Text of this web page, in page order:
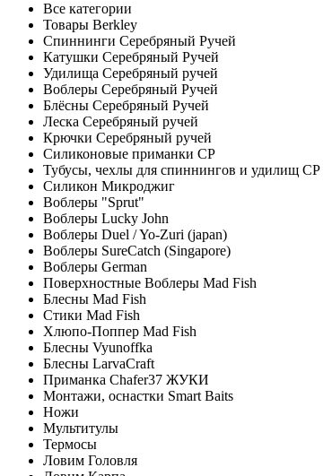
Все категории
Товары Berkley
Спиннинги Серебряный Ручей
Катушки Серебряный Ручей
Удилища Серебряный ручей
Воблеры Серебряный Ручей
Блёсны Серебряный Ручей
Леска Серебряный ручей
Крючки Серебряный ручей
Силиконовые приманки СР
Тубусы, чехлы для спиннингов и удилищ СР
Силикон Микроджиг
Воблеры "Sprut"
Воблеры Lucky John
Воблеры Duel / Yo-Zuri (japan)
Воблеры SureCatch (Singapore)
Воблеры German
Поверхностные Воблеры Mad Fish
Блесны Mad Fish
Стики Mad Fish
Хлюпо-Поппер Mad Fish
Блесны Vyunoffka
Блесны LarvaCraft
Приманка Chafer37 ЖУКИ
Монтажи, оснастки Smart Baits
Ножи
Мультитулы
Термосы
Ловим Головля